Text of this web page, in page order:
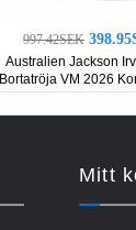
997.42SEK
Australien Jackson
Bortatröja VM 2026
Mitt